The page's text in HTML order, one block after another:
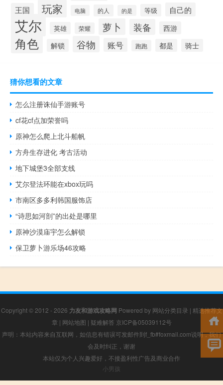
王国 玩家 电脑 的人 的是 等级 自己的
艾尔 英雄 荣耀 萝卜 装备 西游
角色 解锁 谷物 账号 跑跑 都是 骑士
猜你想看的文章
怎么注册诛仙手游账号
cf花cf点加荣誉吗
原神怎么爬上北斗船帆
方舟生存进化 考古活动
地下城堡3全部支线
艾尔登法环能在xbox玩吗
市南区多多利韩国服饰店
“诗思如河剖”的出处是哪里
原神沙漠庙宇怎么解锁
保卫萝卜游乐场46攻略
Copyright © 2012 - 2026 力友和游戏攻略网 Powered by 网站分类目录 | 精选推荐文
章 | 网站地图 | 疑难解答 京ICP备05039112号
声明：本站内容来自互联网，如信息有错误可发邮件到f_fb#foxmail.com说明，我们
会及时纠正，谢谢
本站仅为个人兴趣爱好，不接盈利性广告及商业合作
小男孩